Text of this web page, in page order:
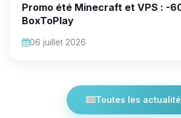
Promo été Minecraft et VPS : -
BoxToPlay
06 juillet 2026
Toutes les